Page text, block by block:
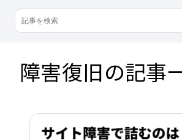
障害復旧の記事